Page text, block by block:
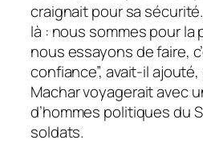
craignait pour sa
là : nous sommes pour la
nous essayons de faire,
confiance”, avait-il
Machar voyagerait avec
d’hommes politiques du
soldats.